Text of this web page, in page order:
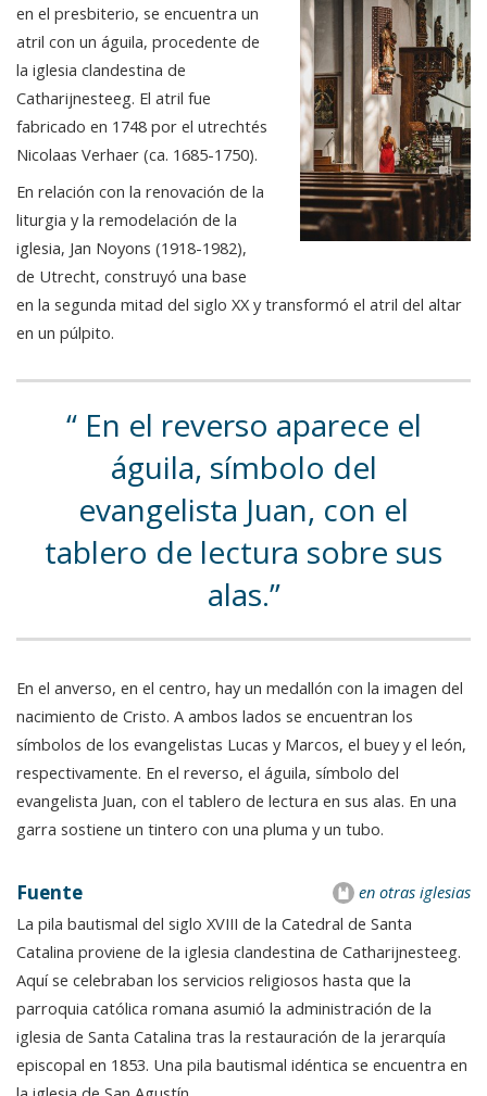
en el presbiterio, se encuentra un
atril con un águila, procedente de
la iglesia clandestina de
Catharijnesteeg. El atril fue
fabricado en 1748 por el utrechtés
Nicolaas Verhaer (ca. 1685-1750).
En relación con la renovación de la
liturgia y la remodelación de la
iglesia, Jan Noyons (1918-1982),
de Utrecht, construyó una base
en la segunda mitad del siglo XX y transformó el atril del altar
en un púlpito.
En el reverso aparece el
águila, símbolo del
evangelista Juan, con el
tablero de lectura sobre sus
alas.
En el anverso, en el centro, hay un medallón con la imagen del
nacimiento de Cristo. A ambos lados se encuentran los
símbolos de los evangelistas Lucas y Marcos, el buey y el león,
respectivamente. En el reverso, el águila, símbolo del
evangelista Juan, con el tablero de lectura en sus alas. En una
garra sostiene un tintero con una pluma y un tubo.
en otras iglesias
Fuente
La pila bautismal del siglo XVIII de la Catedral de Santa
Catalina proviene de la iglesia clandestina de Catharijnesteeg.
Aquí se celebraban los servicios religiosos hasta que la
parroquia católica romana asumió la administración de la
iglesia de Santa Catalina tras la restauración de la jerarquía
episcopal en 1853. Una pila bautismal idéntica se encuentra en